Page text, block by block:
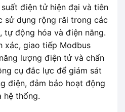
điện tử hiện đại và tiên
sử dụng rộng rãi trong các
tự động hóa và điện năng.
xác, giao tiếp Modbus
lượng điện tử và chẩn
cụ đắc lực để giám sát
điện, đảm bảo hoạt động
hệ thống.